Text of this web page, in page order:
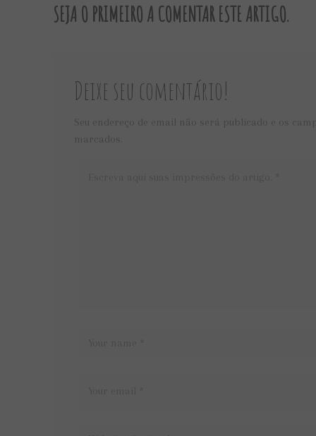
SEJA O PRIMEIRO A COMENTAR ESTE ARTIGO.
Deixe seu comentário!
Seu endereço de email não será publicado e os
marcados.